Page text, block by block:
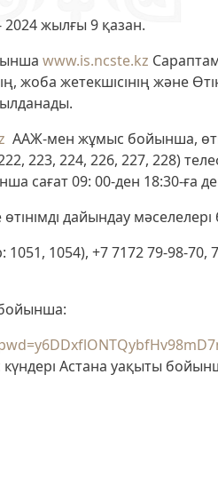
2024 жылғы 9 қазан.
www.is.ncste.kz
жоба жетекшісінің және
ААЖ-мен жұмыс бойынша,
222, 223, 224, 226, 227,
09: 00-ден 18:30-ға
дайындау
1051, 1054), +7 7172 79-98-
Астана уақыты